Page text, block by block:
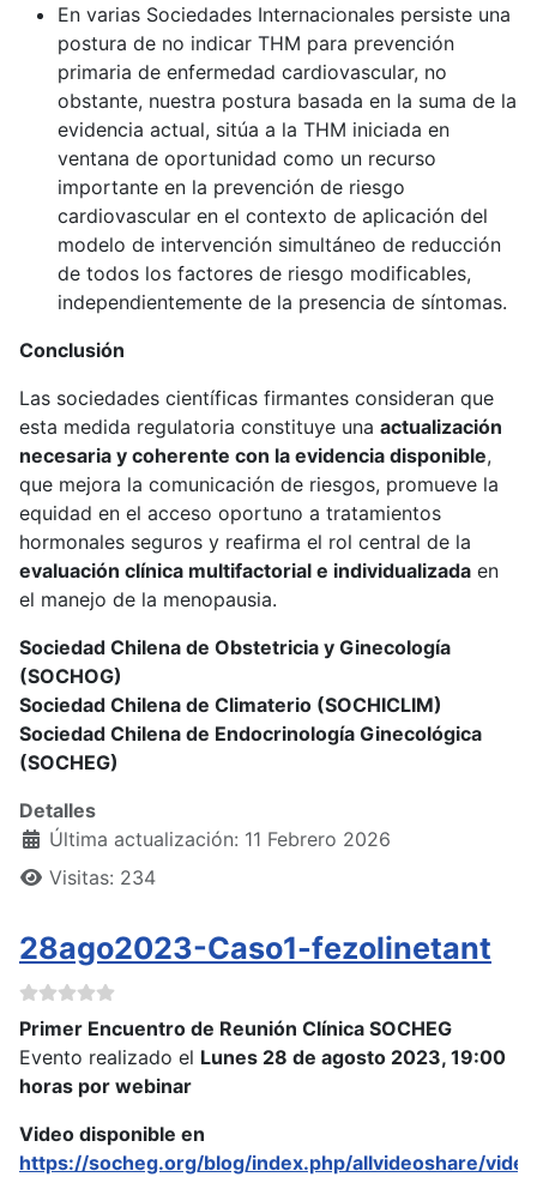
En varias Sociedades Internacionales persiste una
postura de no indicar THM para prevención
primaria de enfermedad cardiovascular, no
obstante, nuestra postura basada en la suma de la
evidencia actual, sitúa a la THM iniciada en
ventana de oportunidad como un recurso
importante en la prevención de riesgo
cardiovascular en el contexto de aplicación del
modelo de intervención simultáneo de reducción
de todos los factores de riesgo modificables,
independientemente de la presencia de síntomas.
Conclusión
Las sociedades científicas firmantes consideran que
esta medida regulatoria constituye una actualización
necesaria y coherente con la evidencia disponible,
que mejora la comunicación de riesgos, promueve la
equidad en el acceso oportuno a tratamientos
hormonales seguros y reafirma el rol central de la
evaluación clínica multifactorial e individualizada en
el manejo de la menopausia.
Sociedad Chilena de Obstetricia y Ginecología
(SOCHOG)
Sociedad Chilena de Climaterio (SOCHICLIM)
Sociedad Chilena de Endocrinología Ginecológica
(SOCHEG)
Detalles
Última actualización: 11 Febrero 2026
Visitas: 234
28ago2023-Caso1-fezolinetant
Primer Encuentro de Reunión Clínica SOCHEG
Evento realizado el Lunes 28 de agosto 2023, 19:00
horas por webinar
Video disponible en
https://socheg.org/blog/index.php/allvideoshare/